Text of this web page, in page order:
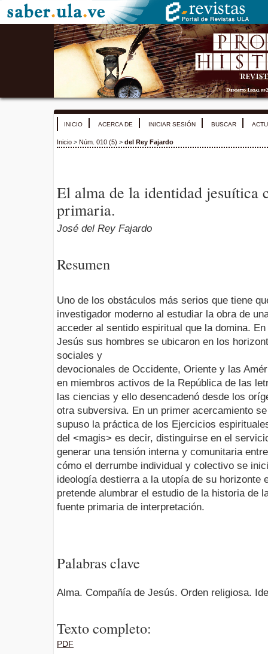
INICIO ACERCA DE INICIAR SESIÓN BUSCAR
Inicio > Núm. 010 (5) > del Rey Fajardo
El alma de la identidad jesuítica
primaria.
José del Rey Fajardo
Resumen
Uno de los obstáculos más serios que tiene
investigador moderno al estudiar la obra de
acceder al sentido espiritual que la domina.
Jesús sus hombres se ubicaron en los
sociales y
devocionales de Occidente, Oriente y las
en miembros activos de la República de las
las ciencias y ello desencadenó desde los
otra subversiva. En un primer acercamiento
supuso la práctica de los Ejercicios
del <magis> es decir, distinguirse en el
generar una tensión interna y comunitaria
cómo el derrumbe individual y colectivo se
ideología destierra a la utopía de su horizonte
pretende alumbrar el estudio de la historia de
fuente primaria de interpretación.
Palabras clave
Alma. Compañía de Jesús. Orden religiosa.
Texto completo:
PDF